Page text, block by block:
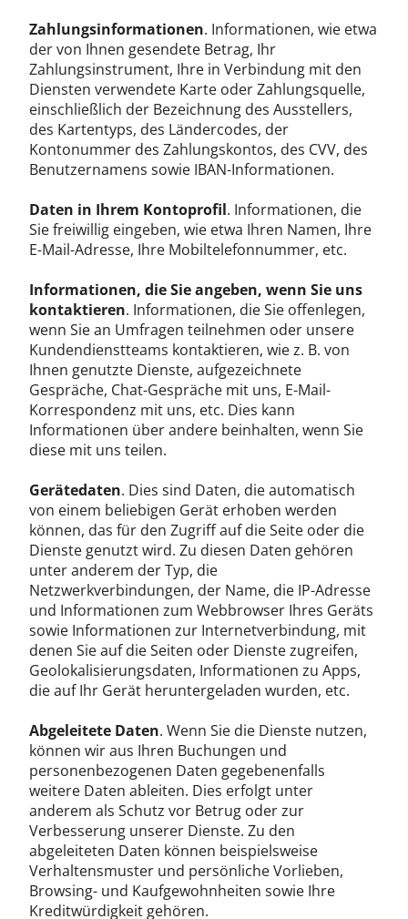
Zahlungsinformationen. Informationen, wie etwa
der von Ihnen gesendete Betrag, Ihr
Zahlungsinstrument, Ihre in Verbindung mit den
Diensten verwendete Karte oder Zahlungsquelle,
einschließlich der Bezeichnung des Ausstellers,
des Kartentyps, des Ländercodes, der
Kontonummer des Zahlungskontos, des CVV, des
Benutzernamens sowie IBAN-Informationen.
Daten in Ihrem Kontoprofil. Informationen, die
Sie freiwillig eingeben, wie etwa Ihren Namen, Ihre
E-Mail-Adresse, Ihre Mobiltelefonnummer, etc.
Informationen, die Sie angeben, wenn Sie uns
kontaktieren. Informationen, die Sie offenlegen,
wenn Sie an Umfragen teilnehmen oder unsere
Kundendienstteams kontaktieren, wie z. B. von
Ihnen genutzte Dienste, aufgezeichnete
Gespräche, Chat-Gespräche mit uns, E-Mail-
Korrespondenz mit uns, etc. Dies kann
Informationen über andere beinhalten, wenn Sie
diese mit uns teilen.
Gerätedaten. Dies sind Daten, die automatisch
von einem beliebigen Gerät erhoben werden
können, das für den Zugriff auf die Seite oder die
Dienste genutzt wird. Zu diesen Daten gehören
unter anderem der Typ, die
Netzwerkverbindungen, der Name, die IP-Adresse
und Informationen zum Webbrowser Ihres Geräts
sowie Informationen zur Internetverbindung, mit
denen Sie auf die Seiten oder Dienste zugreifen,
Geolokalisierungsdaten, Informationen zu Apps,
die auf Ihr Gerät heruntergeladen wurden, etc.
Abgeleitete Daten. Wenn Sie die Dienste nutzen,
können wir aus Ihren Buchungen und
personenbezogenen Daten gegebenenfalls
weitere Daten ableiten. Dies erfolgt unter
anderem als Schutz vor Betrug oder zur
Verbesserung unserer Dienste. Zu den
abgeleiteten Daten können beispielsweise
Verhaltensmuster und persönliche Vorlieben,
Browsing- und Kaufgewohnheiten sowie Ihre
Kreditwürdigkeit gehören.